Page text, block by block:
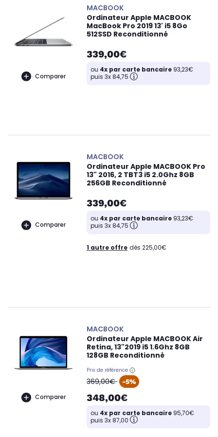
Comparer
MACBOOK
Ordinateur Apple MACBOOK
MacBook Pro 2019 13' i5 8Go
512SSD Reconditionné
339,00€
ou 4x par carte bancaire 93,23€
puis 3x 84,75
Comparer
MACBOOK
Ordinateur Apple MACBOOK Pro
13" 2016, 2 TBT3 i5 2.0Ghz 8GB
256GB Reconditionné
339,00€
ou 4x par carte bancaire 93,23€
puis 3x 84,75
1 autre offre dès 225,00€
Comparer
MACBOOK
Ordinateur Apple MACBOOK Air
Retina, 13"2019 i5 1.6Ghz 8GB
128GB Reconditionné
Prix de référence
oldPrice
369,00€ -5%
348,00€
ou 4x par carte bancaire 95,70€
puis 3x 87,00